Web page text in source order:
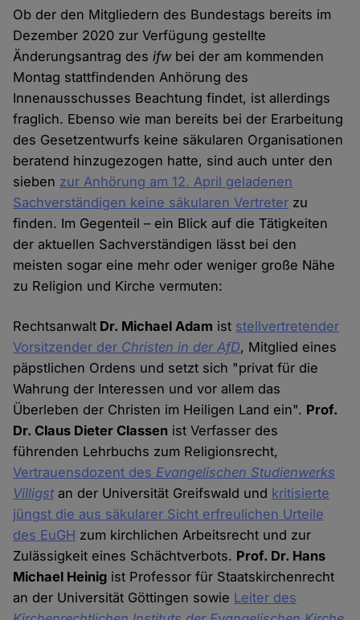
Ob der den Mitgliedern des Bundestags bereits im
Dezember 2020 zur Verfügung gestellte
Änderungsantrag desifwbei der am kommenden
Montag stattfindenden Anhörung des
Innenausschusses Beachtung findet, ist allerdings
fraglich. Ebenso wie man bereits bei der Erarbeitung
des Gesetzentwurfs keine säkularen Organisationen
beratend hinzugezogen hatte, sind auch unter den
sieben zur Anhörung am 12. April geladenen
Sachverständigen keine säkularen Vertreter zu
finden. Im Gegenteil – ein Blick auf die Tätigkeiten
der aktuellen Sachverständigen lässt bei den
meisten sogar eine mehr oder weniger große Nähe
zu Religion und Kirche vermuten:
Rechtsanwalt Dr. Michael Adam ist stellvertretender
Vorsitzender der Christen in der AfD, Mitglied eines
päpstlichen Ordens und setzt sich "privat für die
Wahrung der Interessen und vor allem das
Überleben der Christen im Heiligen Land ein". Prof.
Dr. Claus Dieter Classen ist Verfasser des
führenden Lehrbuchs zum Religionsrecht,
Vertrauensdozent des Evangelischen Studienwerks
Villigstan der Universität Greifswald und kritisierte
jüngst die aus säkularer Sicht erfreulichen Urteile
des EuGH zum kirchlichen Arbeitsrecht und zur
Zulässigkeit eines Schächtverbots. Prof. Dr. Hans
Michael Heinig ist Professor für Staatskirchenrecht
an der Universität Göttingen sowie Leiter des